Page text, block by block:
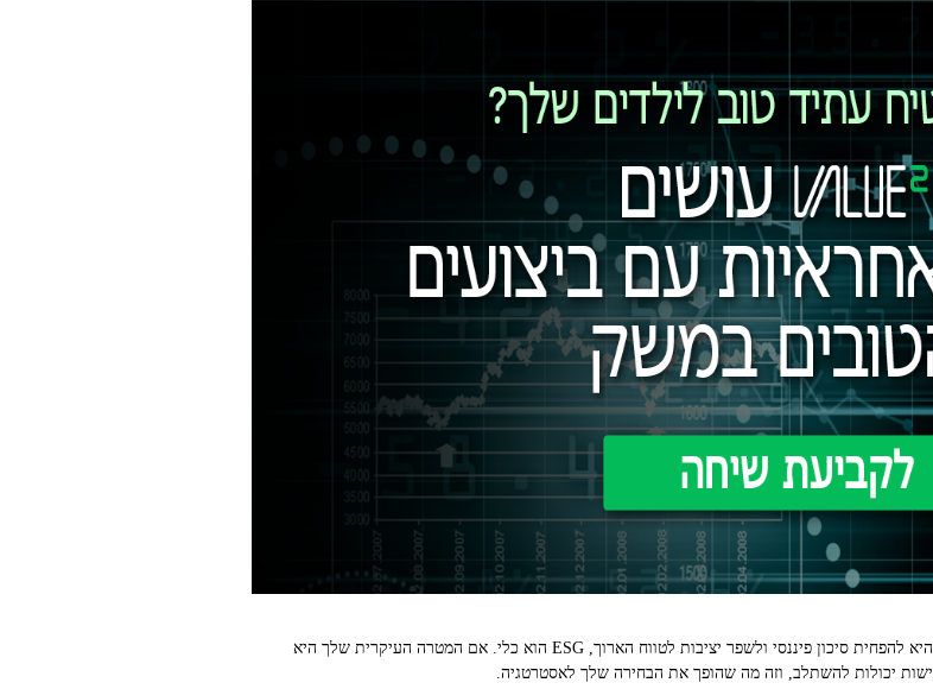
ההבדל המהותי הוא בכוונה ובמדידה. אם המטרה העיקרית שלך היא להפחית סיכון פיננסי ולשפר יציבות לטווח הארוך, ESG הוא כלי. אם המטרה העיקרית שלך היא
יכולות להשתלב, וזה מה שהופך את הבחירה שלך לאסטרטגיה.